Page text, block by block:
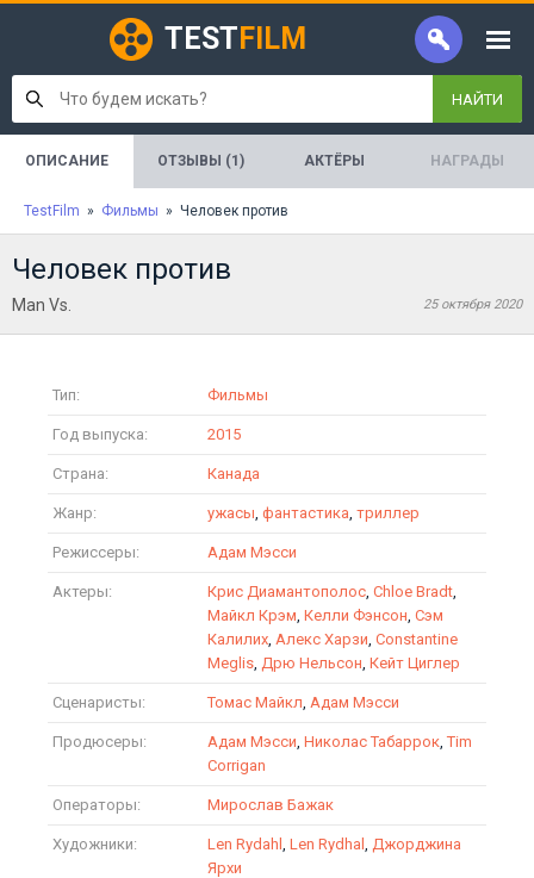
TEST FILM
НАЙТИ
ОПИСАНИЕ ОТЗЫВЫ (1) АКТЁРЫ НАГРАДЫ
TestFilm » Фильмы » Человек против
Человек против
Man Vs. 25 октября 2020
Тип: Фильмы
Год выпуска: 2015
Страна: Канада
Жанр: ужасы, фантастика, триллер
Режиссеры: Адам Мэсси
Актеры: Крис Диамантополос, Chloe Bradt,
Майкл Крэм, Келли Фэнсон, Сэм
Калилих, Алекс Харзи, Constantine
Meglis, Дрю Нельсон, Кейт Циглер
Сценаристы: Томас Майкл, Адам Мэсси
Продюсеры: Адам Мэсси, Николас Табаррок,Tim
Corrigan
Операторы: Мирослав Бажак
Художники: Len Rydahl , Len Rydhal , Джорджина
Ярхи